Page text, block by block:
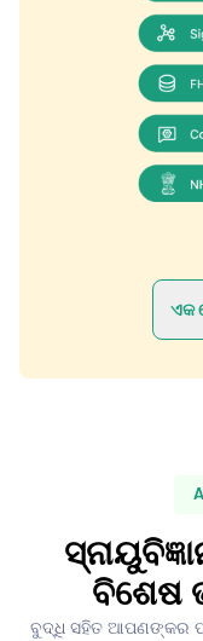
ଏକ
ବିଶେଷ
ବୁଦ୍ଧି ସହିତ ଆପଣଙ୍କର